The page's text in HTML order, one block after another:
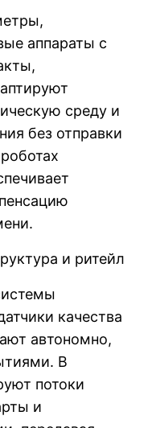
аппараты с
среду и
без отправки
и ритейл
качества
автономно,
В
потоки
и